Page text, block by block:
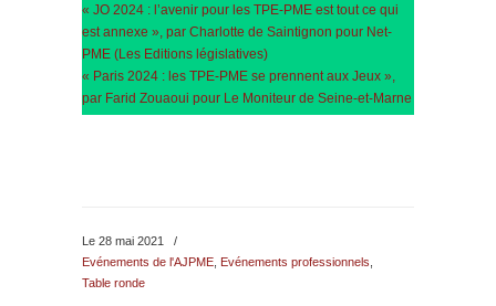
« JO 2024 : l’avenir pour les TPE-PME est tout ce qui
est annexe », par Charlotte de Saintignon pour Net-
PME (Les Editions législatives)
« Paris 2024 : les TPE-PME se prennent aux Jeux »,
par Farid Zouaoui pour Le Moniteur de Seine-et-Marne
Le 28 mai 2021
/
Evénements de l'AJPME
Evénements professionnels
Table ronde